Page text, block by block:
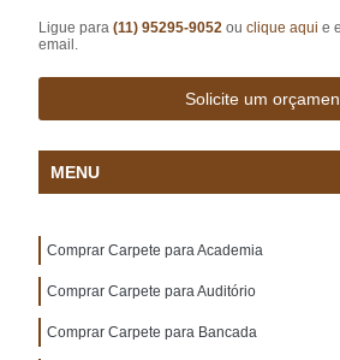
Ligue para(11) 95295-9052ouclique aqui e
email.
Solicite um
MENU
Comprar Carpete para Academia
Comprar Carpete para Auditório
Comprar Carpete para Bancada